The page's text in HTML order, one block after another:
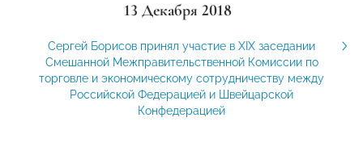
13 Декабря 2018
Сергей Борисов принял участие в XIX заседании
Смешанной Межправительственной Комиссии по
торговле и экономическому сотрудничеству между
Российской Федерацией и Швейцарской
Конфедерацией